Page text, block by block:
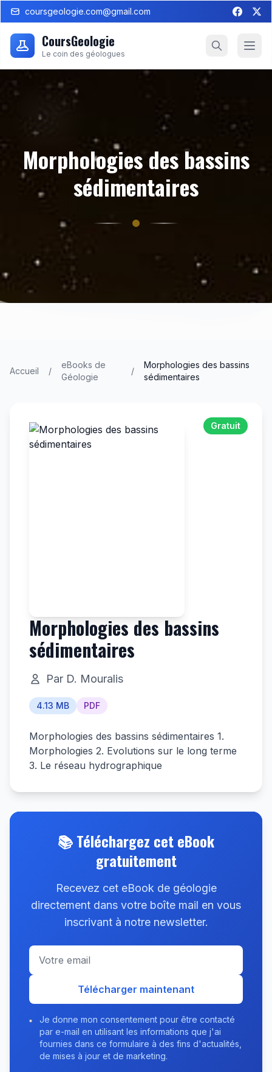
coursgeologie.com@gmail.com
CoursGeologie
Le coin des géologues
Morphologies des bassins
sédimentaires
Accueil /
eBooks de
Géologie
/
Morphologies des bassins
sédimentaires
Gratuit
Morphologies des bassins
sédimentaires
Par D. Mouralis
4.13 MB PDF
Morphologies des bassins sédimentaires 1.
Morphologies 2. Evolutions sur le long terme
3. Le réseau hydrographique
📚 Téléchargez cet eBook
gratuitement
Recevez cet eBook de géologie
directement dans votre boîte mail en vous
inscrivant à notre newsletter.
Télécharger maintenant
Je donne mon consentement pour être contacté
par e-mail en utilisant les informations que j'ai
fournies dans ce formulaire à des fins d'actualités,
de mises à jour et de marketing.